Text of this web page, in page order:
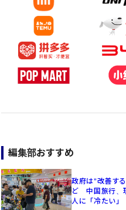
編集部おすすめ
政府は"改善す
ど 中国旅行、
人に「冷たい」